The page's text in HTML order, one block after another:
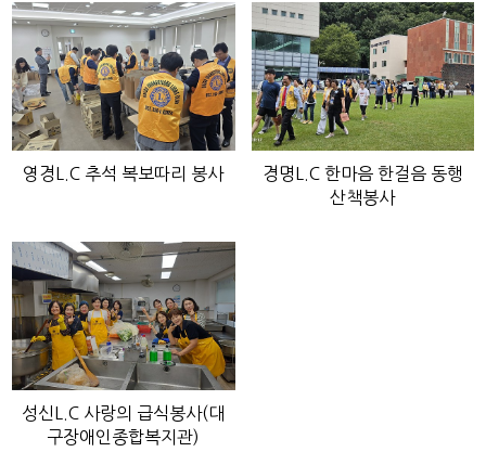
영경L.C 추석 복보따리 봉사
경명L.C 한마음 한걸음 동행
산책봉사
성신L.C 사랑의 급식봉사(대
구장애인종합복지관)